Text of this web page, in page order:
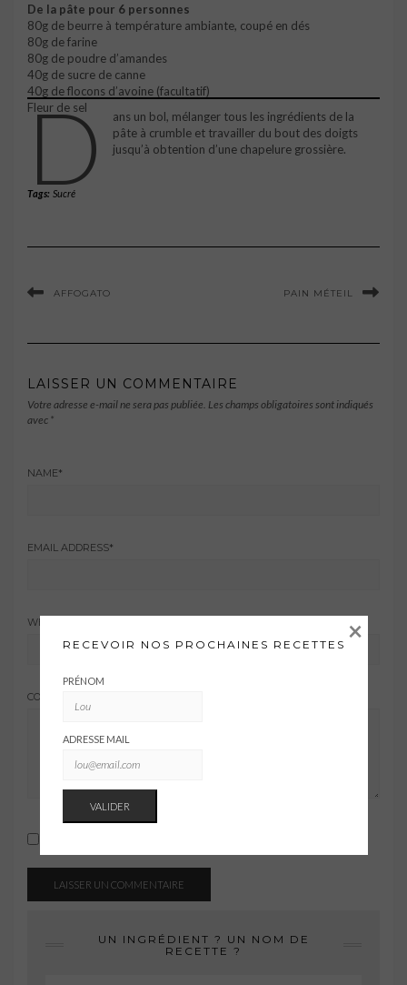
De la pâte pour 6 personnes
80g de beurre à température ambiante, coupé en dés
80g de farine
80g de poudre d’amandes
40g de sucre de canne
40g de flocons d’avoine (facultatif)
Fleur de sel
D
ans un bol, mélanger tous les ingrédients de la
pâte à crumble et travailler du bout des doigts
jusqu’à obtention d’une chapelure grossière.
Tags: Sucré
AFFOGATO PAIN MÉTEIL
LAISSER UN COMMENTAIRE
Votre adresse e-mail ne sera pas publiée. Les champs obligatoires sont indiqués
avec *
NAME*
EMAIL ADDRESS*
WEBSITE
COMMENT
UN INGRÉDIENT ? UN NOM DE
RECETTE ?
RECEVOIR NOS PROCHAINES RECETTES
PRÉNOM
ADRESSE MAIL
×